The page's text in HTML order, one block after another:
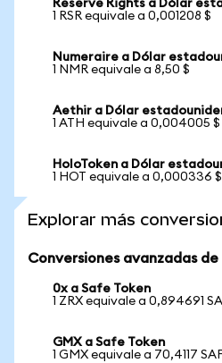
Reserve Rights a Dólar
1 RSR equivale a 0,001208 $
Numeraire a Dólar
1 NMR equivale a 8,50 $
Aethir a Dólar
1 ATH equivale a 0,004005 $
HoloToken a Dólar
1 HOT equivale a 0,000336 $
Explorar más
Conversiones avanzadas
0x a Safe Token
1 ZRX equivale a 0,894691
GMX a Safe Token
1 GMX equivale a 70,4117